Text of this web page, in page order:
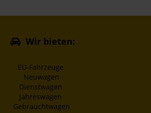
Wir bieten:
EU-Fahrzeuge
Neuwagen
Dienstwagen
Jahreswagen
Gebrauchtwagen